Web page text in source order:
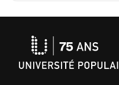
Date01.06.2023